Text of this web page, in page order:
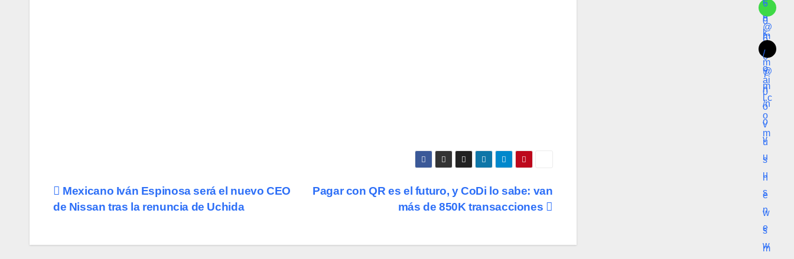
Navegación
entradas
Pagar con QR es el futuro, y CoDi lo sabe: van
más de 850K transacciones
Mexicano Iván Espinosa será el nuevo CEO
de Nissan tras la renuncia de Uchida